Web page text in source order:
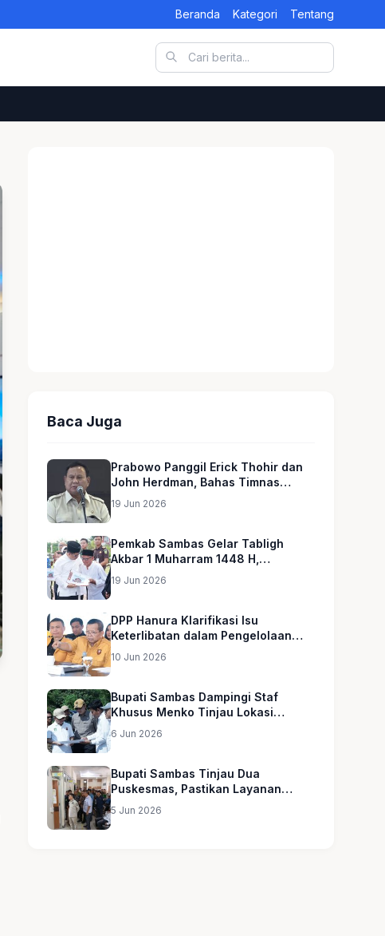
Beranda Kategori Tentang
Baca Juga
Prabowo Panggil Erick Thohir dan
John Herdman, Bahas Timnas
Indonesia
19 Jun 2026
Pemkab Sambas Gelar Tabligh
Akbar 1 Muharram 1448 H,
Serahkan Hadiah Umroh untuk Guru
19 Jun 2026
DPP Hanura Klarifikasi Isu
Keterlibatan dalam Pengelolaan
MBG
10 Jun 2026
Bupati Sambas Dampingi Staf
Khusus Menko Tinjau Lokasi
Sekolah Rakyat
6 Jun 2026
Bupati Sambas Tinjau Dua
Puskesmas, Pastikan Layanan
Kesehatan Merata
5 Jun 2026